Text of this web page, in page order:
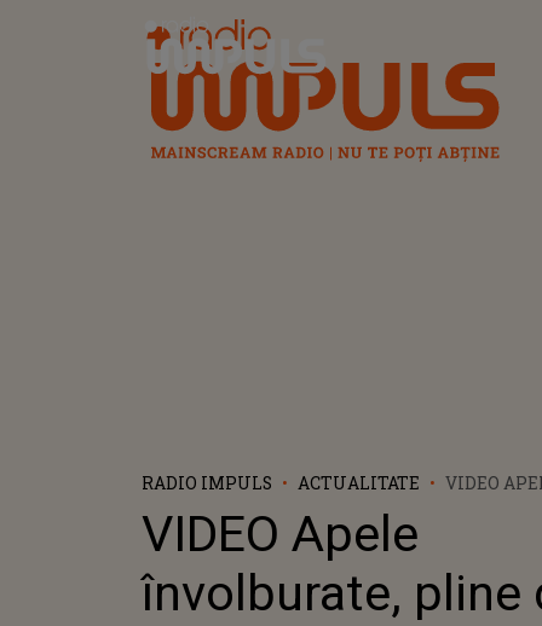
Radio Impuls
RADIO IMPULS ACTUALITATE
VIDEO
"PRINȘI
APE DE 3
VIDEO Apele
învolburate, pline